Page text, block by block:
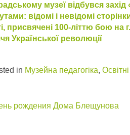
музеї відбувся захід
відомі і невідомі
присвячені 100-літтю бою на
Української революції
in Музейна педагогіка,
рождения Дома Блещунова